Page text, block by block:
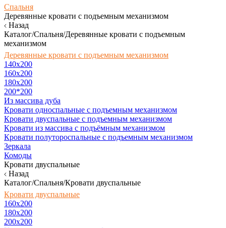
Спальня
Деревянные кровати с подъемным механизмом
Назад
Каталог/Спальня/Деревянные кровати с подъемным
механизмом
Деревянные кровати с подъемным механизмом
140x200
160х200
180х200
200*200
Из массива дуба
Кровати односпальные с подъемным механизмом
Кровати двуспальные с подъемным механизмом
Кровати из массива с подъёмным механизмом
Кровати полутороспальные с подъемным механизмом
Зеркала
Комоды
Кровати двуспальные
Назад
Каталог/Спальня/Кровати двуспальные
Кровати двуспальные
160х200
180x200
200x200